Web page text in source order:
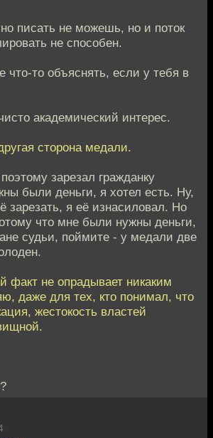
писать не можешь, но и поток
не способен.
что-то объяснять, если у тебя в
академический интерес.
сторона медали.
зарезал гражданку
были деньги, я хотел есть. Ну,
зарезать, я её изнасиловал. Но
что мне были нужны деньги,
судьи, поймите - у медали две
факт не опрадывает никаким
даже для тех, кто понимал, что
жестокость властей